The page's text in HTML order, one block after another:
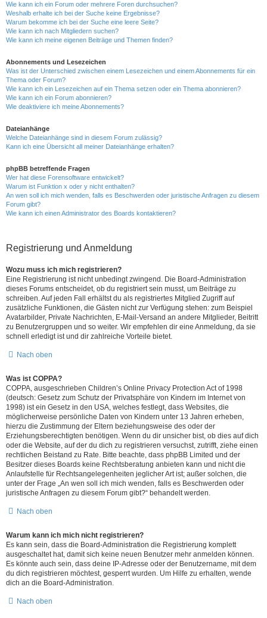
Wie kann ich ein Forum oder mehrere Foren durchsuchen?
Weshalb erhalte ich bei der Suche keine Ergebnisse?
Warum bekomme ich bei der Suche eine leere Seite?
Wie kann ich nach Mitgliedern suchen?
Wie kann ich meine eigenen Beiträge und Themen finden?
Abonnements und Lesezeichen
Was ist der Unterschied zwischen einem Lesezeichen und einem Abonnements für ein
Thema oder Forum?
Wie kann ich ein Lesezeichen auf ein Thema setzen oder ein Thema abonnieren?
Wie kann ich ein Forum abonnieren?
Wie deaktiviere ich meine Abonnements?
Dateianhänge
Welche Dateianhänge sind in diesem Forum zulässig?
Kann ich eine Übersicht all meiner Dateianhänge erhalten?
phpBB betreffende Fragen
Wer hat diese Forensoftware entwickelt?
Warum ist Funktion x oder y nicht enthalten?
An wen soll ich mich wenden, falls es Beschwerden oder juristische Anfragen zu diesem
Forum gibt?
Wie kann ich einen Administrator des Boards kontaktieren?
Registrierung und Anmeldung
Wozu muss ich mich registrieren?
Eine Registrierung ist nicht unbedingt zwingend. Die Board-Administration
dieses Forums entscheidet, ob du registriert sein musst, um Beiträge zu
schreiben. Auf jeden Fall erhältst du als registriertes Mitglied Zugriff auf
zusätzliche Funktionen, die Gästen nicht zur Verfügung stehen: zum Beispiel
Avatarbilder, Private Nachrichten, E-Mail-Versand an andere Mitglieder, Beitritt
zu Benutzergruppen und so weiter. Wir empfehlen dir eine Anmeldung, da sie
schnell erledigt ist und dir zahlreiche Vorteile bietet.
Nach oben
Was ist COPPA?
COPPA, ausgeschrieben Children’s Online Privacy Protection Act of 1998
(deutsch: Gesetz zum Schutz der Privatsphäre von Kindern im Internet von
1998) ist ein Gesetz in den USA, welches festlegt, dass Websites, die
möglicherweise persönliche Daten von Kindern unter 13 Jahren erheben,
hierzu die Zustimmung der Eltern beziehungsweise des oder der
Erziehungsberechtigten benötigen. Wenn du dir unsicher bist, ob dies auf dich
oder die Website, auf der du dich zu registrieren versuchst, zutrifft, ziehe einen
rechtlichen Beistand zu Rate. Bitte beachte, dass phpBB Limited und der
Besitzer dieses Boards keine Rechtsberatung anbieten kann und nicht die
Anlaufstelle für Rechtsangelegenheiten jeglicher Art ist; außer solchen, die
unter der Frage „An wen soll ich mich wenden, falls es Beschwerden oder
juristische Anfragen zu diesem Forum gibt?“ behandelt werden.
Nach oben
Warum kann ich mich nicht registrieren?
Es kann sein, dass die Board-Administration die Registrierung komplett
ausgeschaltet hat, damit sich keine neuen Benutzer mehr anmelden können.
Es könnte auch sein, dass deine IP-Adresse oder der Benutzername, mit dem
du dich registrieren möchtest, gesperrt wurden. Um Hilfe zu erhalten, wende
dich an die Board-Administration.
Nach oben